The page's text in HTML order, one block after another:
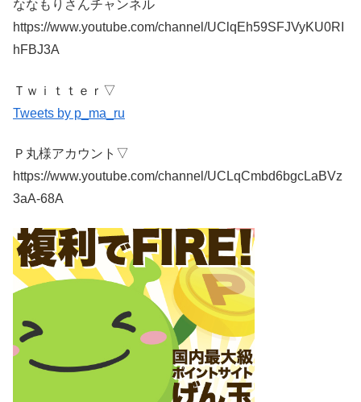
ななもりさんチャンネル
https://www.youtube.com/channel/UClqEh59SFJVyKU0RI
hFBJ3A
Ｔｗｉｔｔｅｒ▽
Tweets by p_ma_ru
Ｐ丸様アカウント▽
https://www.youtube.com/channel/UCLqCmbd6bgcLaBVz
3aA-68A